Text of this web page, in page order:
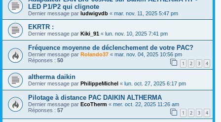
LED P1/P2 qui clignote
Dernier message par ludwigvdb « mar. nov. 11, 2025 5:47 pm
EKRTR :
Dernier message par Kiki_91 « lun. nov. 10, 2025 7:41 pm
Fréquence moyenne de déclenchement de votre PAC?
Dernier message par Rolando37 « mar. nov. 04, 2025 10:56 pm
Réponses : 50 1 2 3 4
altherma daikin
Dernier message par PhilippeMichel « lun. oct. 27, 2025 6:17 pm
Pilotage à distance PAC DAIKIN ALTHERMA
Dernier message par EcoTherm « mer. oct. 22, 2025 11:26 am
Réponses : 57 1 2 3 4